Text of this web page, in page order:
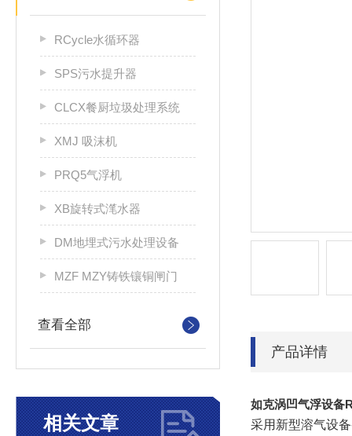
RCycle水循环器
SPS污水提升器
CLCX餐厨垃圾处理系统
XMJ 吸沫机
PRQ5气浮机
XB旋转式滗水器
DM地埋式污水处理设备
MZF MZY铸铁镶铜闸门
查看全部
相关文章
产品详情
如克涡凹气浮设备
采用新型溶气设